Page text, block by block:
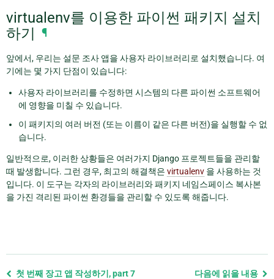
virtualenv를 이용한 파이썬 패키지 설치
하기
¶
앞에서, 우리는 설문 조사 앱을 사용자 라이브러리로 설치했습니다. 여
기에는 몇 가지 단점이 있습니다:
사용자 라이브러리를 수정하면 시스템의 다른 파이썬 소프트웨어
에 영향을 미칠 수 있습니다.
이 패키지의 여러 버전 (또는 이름이 같은 다른 버전)을 실행할 수 없
습니다.
일반적으로, 이러한 상황들은 여러가지 Django 프로젝트들을 관리할
때 발생합니다. 그런 경우, 최고의 해결책은 virtualenv 을 사용하는 것
입니다. 이 도구는 각자의 라이브러리와 패키지 네임스페이스 복사본
을 가진 격리된 파이썬 환경들을 관리할 수 있도록 해줍니다.
Previous
첫 번째 장고 앱 작성하기, part 7 다음에 읽을 내용